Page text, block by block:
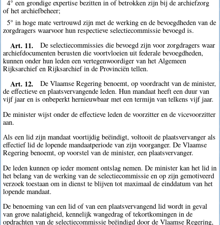
4° een grondige expertise bezitten in of betrokken zijn bij de archiefzorg
of het archiefbeheer;
5° in hoge mate vertrouwd zijn met de werking en de bevoegdheden van de
zorgdragers waarvoor hun respectieve selectiecommissie bevoegd is.
Art. 11.
De selectiecommissies die bevoegd zijn voor zorgdragers waar
archiefdocumenten berusten die voortvloeien uit federale bevoegdheden,
kunnen onder hun leden een vertegenwoordiger van het Algemeen
Rijksarchief en Rijksarchief in de Provinciën tellen.
Art. 12.
De Vlaamse Regering benoemt, op voordracht van de minister,
de effectieve en plaatsvervangende leden. Hun mandaat heeft een duur van
vijf jaar en is onbeperkt hernieuwbaar met een termijn van telkens vijf jaar.
De minister wijst onder de effectieve leden de voorzitter en de vicevoorzitter
aan.
Als een lid zijn mandaat voortijdig beëindigt, voltooit de plaatsvervanger als
effectief lid de lopende mandaatperiode van zijn voorganger. De Vlaamse
Regering benoemt, op voorstel van de minister, een plaatsvervanger.
De leden kunnen op ieder moment ontslag nemen. De minister kan het lid in
het belang van de werking van de selectiecommissie en op zijn gemotiveerd
verzoek toestaan om in dienst te blijven tot maximaal de einddatum van het
lopende mandaat.
De benoeming van een lid of van een plaatsvervangend lid wordt in geval
van grove nalatigheid, kennelijk wangedrag of tekortkomingen in de
opdrachten van de selectiecommissie beëindigd door de Vlaamse Regering,